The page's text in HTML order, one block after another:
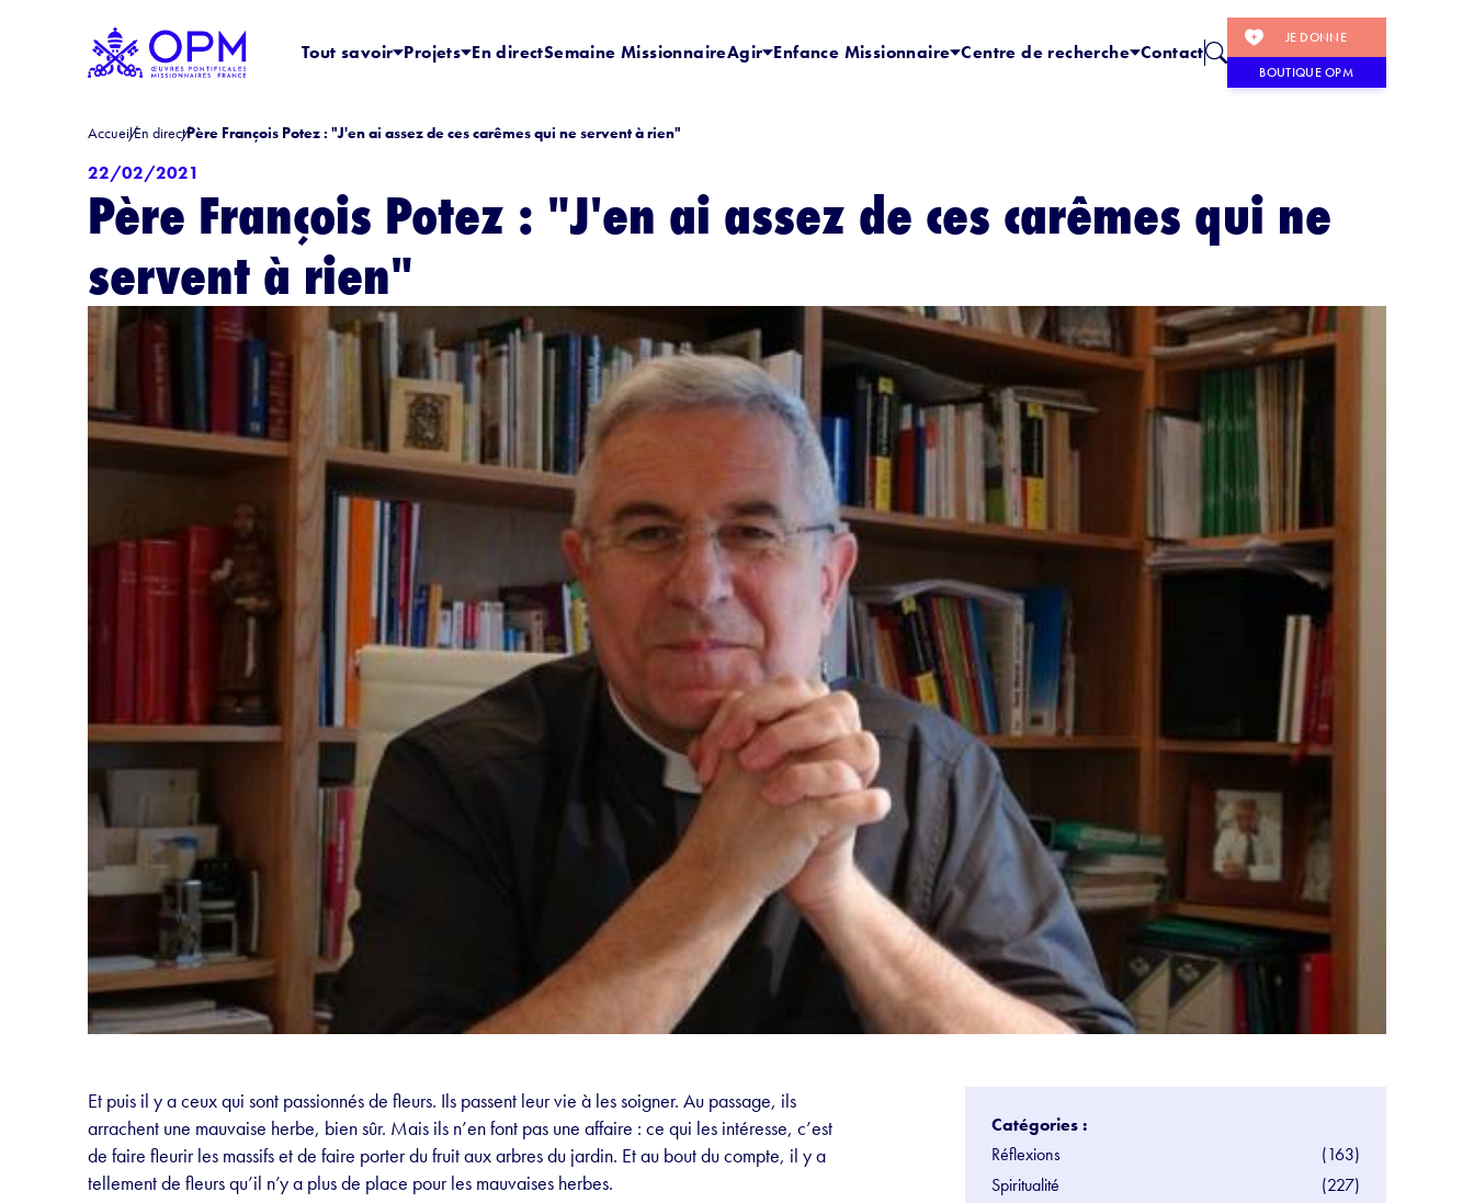
Tout savoir Projets En directSemaine MissionnaireAgir Enfance Missionnaire Centre de recherche Contact
JE DONNE
BOUTIQUE OPM
AccueilEn directPère François Potez : "J'en ai assez de ces carêmes qui ne servent à rien"
22/02/2021
Père François Potez : "J'en ai assez de ces carêmes qui ne
servent à rien"
Et puis il y a ceux qui sont passionnés de fleurs. Ils passent leur vie à les soigner. Au passage, ils
arrachent une mauvaise herbe, bien sûr. Mais ils n’en font pas une affaire : ce qui les intéresse, c’est
de faire fleurir les massifs et de faire porter du fruit aux arbres du jardin. Et au bout du compte, il y a
tellement de fleurs qu’il n’y a plus de place pour les mauvaises herbes.
Catégories :
Réflexions
(163)
Spiritualité
(227)